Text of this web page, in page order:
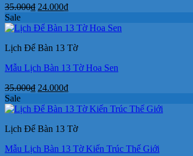
35.000₫ Giá
là:
24.000₫Giá
tại
24.000₫.
Sale
Lịch Để Bàn 13 Tờ
Mẫu Lịch Bàn 13 Tờ Hoa Sen
35.000₫ Giá
là:
24.000₫Giá
tại
24.000₫.
Sale
Lịch Để Bàn 13 Tờ
Mẫu Lịch Bàn 13 Tờ Kiến Trúc Thế Giới